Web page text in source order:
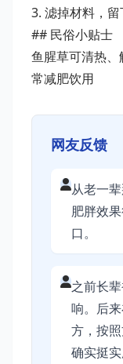
3. 滤掉材料，
## 民俗小贴士
鱼腥草可清热
常减肥饮用
网友反馈
从老一
肥胖效
口。
之前长
响。后
方，按
确实挺